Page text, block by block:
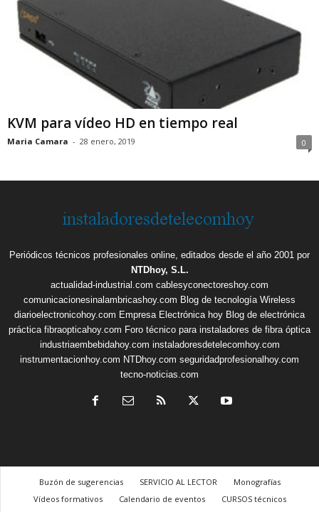
KVM para vídeo HD en tiempo real
Maria Camara - 28 enero, 2019 0
Periódicos técnicos profesionales online, editados desde el año 2001 por
NTDhoy, S.L.
actualidad-industrial.com cablesyconectoreshoy.com
comunicacionesinalambricashoy.com Blog de tecnología Wireless
diarioelectronicohoy.com Empresa Electrónica hoy Blog de electrónica
práctica fibraopticahoy.com Foro técnico para instaladores de fibra óptica
industriaembebidahoy.com instaladoresdetelecomhoy.com
instrumentacionhoy.com NTDhoy.com seguridadprofesionalhoy.com
tecno-noticias.com
Buzón de sugerencias SERVICIO AL LECTOR
Monografías
Vídeos formativos
Calendario de eventos
CURSOS técnicos